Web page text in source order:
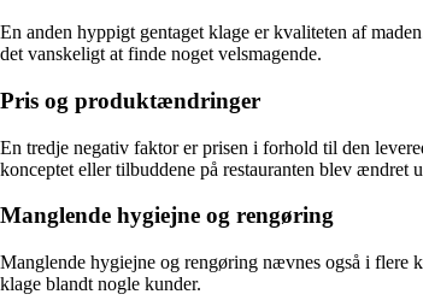
En anden hyppigt gentaget klage er kvaliteten af
det vanskeligt at finde noget velsmagende.
Pris og produktændringer
En tredje negativ faktor er prisen i forhold til den
konceptet eller tilbuddene på restauranten blev ændret
Manglende hygiejne og rengøring
Manglende hygiejne og rengøring nævnes også i flere
klage blandt nogle kunder.